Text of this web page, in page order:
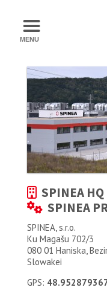
SPINEA HQ
SPINEA
SPINEA, s.r.o.
Ku Magašu 702/3
080 01 Haniska,
Slowakei
GPS: